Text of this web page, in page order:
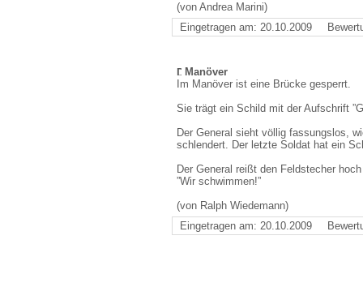
(von Andrea Marini)
Eingetragen am: 20.10.2009
Manöver
Im Manöver ist eine Brücke gesperrt.
Sie trägt ein Schild mit der Aufschrift
Der General sieht völlig fassungslos,
schlendert. Der letzte Soldat hat ein
Der General reißt den Feldstecher
”Wir schwimmen!”
(von Ralph Wiedemann)
Eingetragen am: 20.10.2009